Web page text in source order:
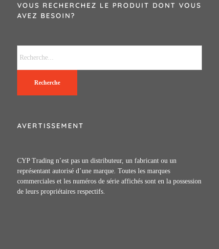
VOUS RECHERCHEZ LE PRODUIT DONT VOUS
AVEZ BESOIN?
Recherche
AVERTISSEMENT
CYP Trading n’est pas un distributeur, un fabricant ou un
représentant autorisé d’une marque. Toutes les marques
commerciales et les numéros de série affichés sont en la possession
de leurs propriétaires respectifs.